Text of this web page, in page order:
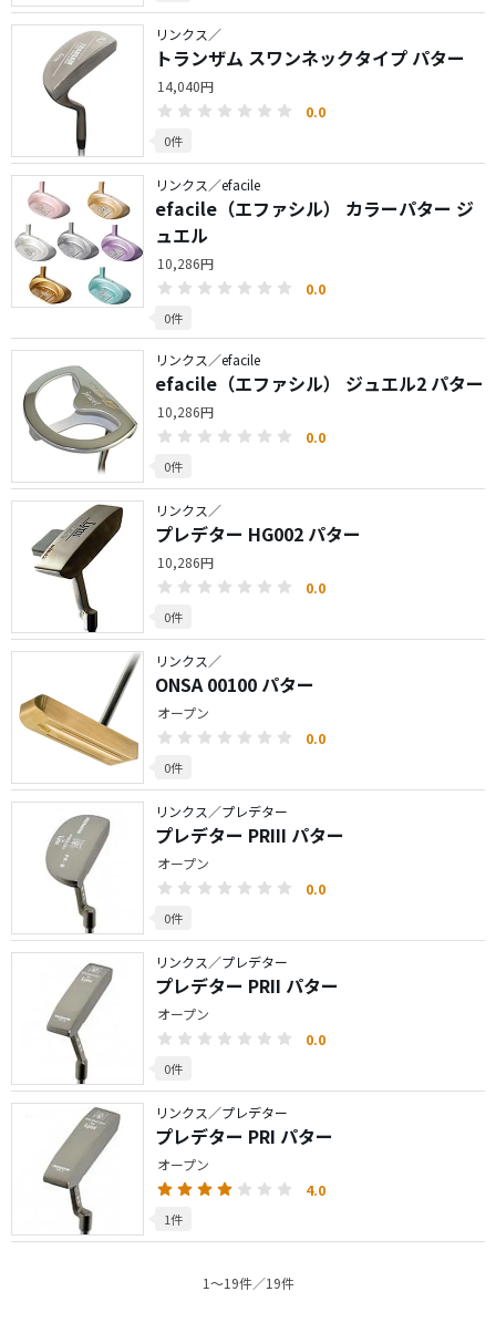
リンクス／
トランザム スワンネックタイプ パター
14,040円
0.0
0件
リンクス／efacile
efacile（エファシル） カラーパター ジ
ュエル
10,286円
0.0
0件
リンクス／efacile
efacile（エファシル） ジュエル2 パター
10,286円
0.0
0件
リンクス／
プレデター HG002 パター
10,286円
0.0
0件
リンクス／
ONSA 00100 パター
オープン
0.0
0件
リンクス／プレデター
プレデター PRIII パター
オープン
0.0
0件
リンクス／プレデター
プレデター PRII パター
オープン
0.0
0件
リンクス／プレデター
プレデター PRI パター
オープン
4.0
1件
1〜19件／19件